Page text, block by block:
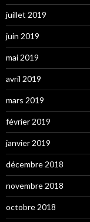
juillet 2019
juin 2019
mai 2019
avril 2019
mars 2019
février 2019
janvier 2019
décembre 2018
novembre 2018
octobre 2018